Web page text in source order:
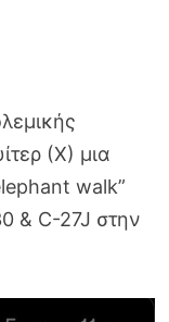
(Χ) μια
walk”
& C-27J στην